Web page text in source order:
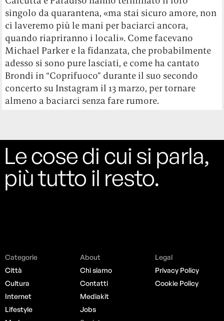
singolo da quarantena, «ma stai sicuro amore, non
ci laveremo più le mani per baciarci ancora,
quando riapriranno i locali». Come facevano
Michael Parker e la fidanzata, che probabilmente
adesso si sono pure lasciati, e come ha cantato
Brondi in “Coprifuoco” durante il suo secondo
concerto su Instagram il 13 marzo, per tornare
almeno a baciarci senza fare rumore.
Le cose di cui si parla,
più tutto il resto.
Categorie
Città
Cultura
Internet
Lifestyle
About
Chi siamo
Contatti
Mediakit
Jobs
Legal
Privacy Policy
Cookie Policy